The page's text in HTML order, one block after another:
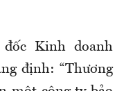
Kinh doanh
định: “Thương